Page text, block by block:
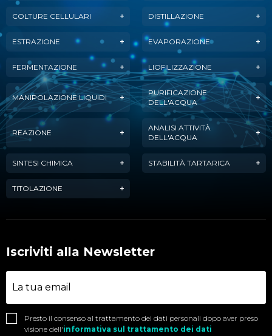
COLTURE CELLULARI DISTILLAZIONE
ESTRAZIONE EVAPORAZIONE
FERMENTAZIONE LIOFILIZZAZIONE
MANIPOLAZIONE LIQUIDI
PURIFICAZIONE
DELL'ACQUA
REAZIONE
ANALISI ATTIVITÀ
DELL'ACQUA
SINTESI CHIMICA STABILITÀ TARTARICA
TITOLAZIONE
Iscriviti alla Newsletter
Presto il consenso al trattamento dei dati personali dopo aver preso
visione dell'informativa sul trattamento dei dati